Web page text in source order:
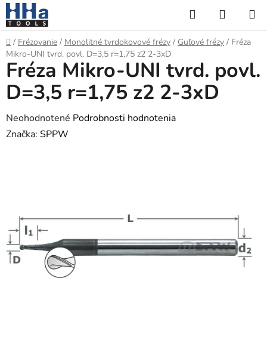
Prejsť
na
obsah
Hľadať
KOŠÍK
Domov
/ Frézovanie / Monolitné tvrdokovové frézy / Guľové frézy / Fréza
Mikro-UNI tvrd. povl. D=3,5 r=1,75 z2 2-3xD
Fréza Mikro-UNI tvrd. povl.
D=3,5 r=1,75 z2 2-3xD
Priemerné
hodnotenie
hviezdičiek.
Neohodnotené Podrobnosti hodnotenia
Značka: SPPW